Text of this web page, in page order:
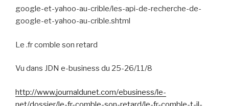
google-et-yahoo-au-crible/les-api-de-recherche-de-
google-et-yahoo-au-crible.shtml
Le .fr comble son retard
Vu dans JDN e-business du 25-26/11/8
http://www.journaldunet.com/ebusiness/le-